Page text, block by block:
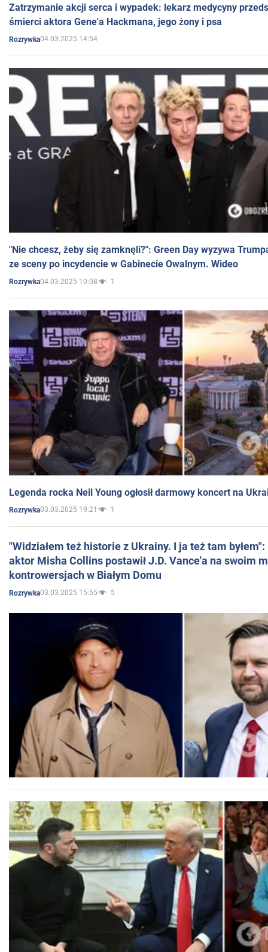
Zatrzymanie akcji serca i wypadek: lekarz medycyny
śmierci aktora Gene'a Hackmana, jego żony i psa
Rozrywka04.03.2025 14:54
"Nie chcesz, żeby się zamknęli?": Green Day wyzywa
ze sceny po incydencie w Gabinecie Owalnym. Wideo
Rozrywka04.03.2025 10:08 1
Legenda rocka Neil Young ogłosił darmowy koncert na
Rozrywka03.03.2025 19:21 1
"Widziałem też historie z Ukrainy. I ja też tam
aktor Misha Collins postawił J.D. Vance'a na swoim
kontrowersjach w Białym Domu
Rozrywka03.03.2025 15:55 5